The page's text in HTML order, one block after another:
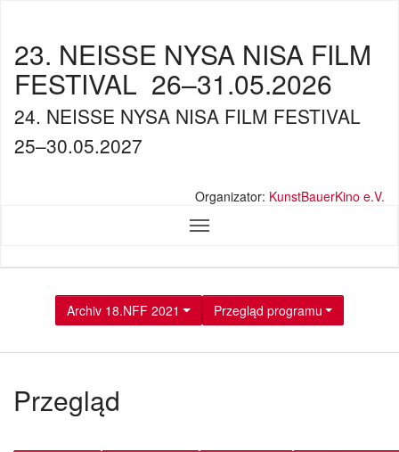
23. NEISSE NYSA NISA FILM
FESTIVAL 26–31.05.2026
24. NEISSE NYSA NISA FILM FESTIVAL
25–30.05.2027
Organizator: KunstBauerKino e.V.
Archiv 18.NFF 2021 Przegląd programu
Przegląd